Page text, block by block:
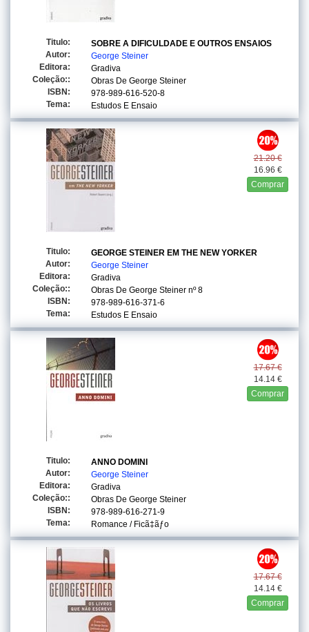
Titulo:
SOBRE A DIFICULDADE E OUTROS ENSAIOS
Autor:
George Steiner
Editora:
Gradiva
Coleção::
Obras De George Steiner
ISBN:
978-989-616-520-8
Tema:
Estudos E Ensaio
21.20 €
16.96 €
Comprar
Titulo:
GEORGE STEINER EM THE NEW YORKER
Autor:
George Steiner
Editora:
Gradiva
Coleção::
Obras De George Steiner nº 8
ISBN:
978-989-616-371-6
Tema:
Estudos E Ensaio
17.67 €
14.14 €
Comprar
Titulo:
ANNO DOMINI
Autor:
George Steiner
Editora:
Gradiva
Coleção::
Obras De George Steiner
ISBN:
978-989-616-271-9
Tema:
Romance / Ficã‡ãƒo
17.67 €
14.14 €
Comprar